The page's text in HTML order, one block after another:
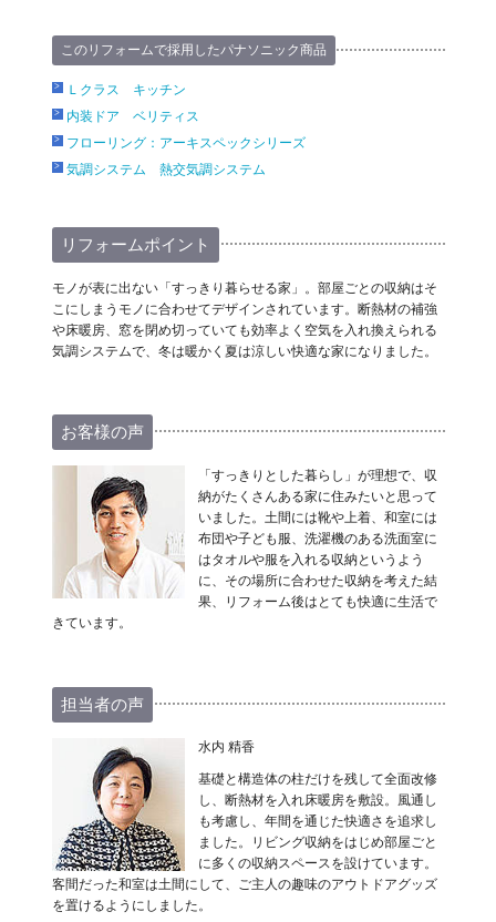
このリフォームで採用したパナソニック商品
Ｌクラス キッチン
内装ドア ベリティス
フローリング：アーキスペックシリーズ
気調システム 熱交気調システム
リフォームポイント
モノが表に出ない「すっきり暮らせる家」。部屋ごとの収納はそ
こにしまうモノに合わせてデザインされています。断熱材の補強
や床暖房、窓を閉め切っていても効率よく空気を入れ換えられる
気調システムで、冬は暖かく夏は涼しい快適な家になりました。
お客様の声
「すっきりとした暮らし」が理想で、収
納がたくさんある家に住みたいと思って
いました。土間には靴や上着、和室には
布団や子ども服、洗濯機のある洗面室に
はタオルや服を入れる収納というよう
に、その場所に合わせた収納を考えた結
果、リフォーム後はとても快適に生活で
きています。
担当者の声
水内 精香
基礎と構造体の柱だけを残して全面改修
し、断熱材を入れ床暖房を敷設。風通し
も考慮し、年間を通じた快適さを追求し
ました。リビング収納をはじめ部屋ごと
に多くの収納スペースを設けています。
客間だった和室は土間にして、ご主人の趣味のアウトドアグッズ
を置けるようにしました。